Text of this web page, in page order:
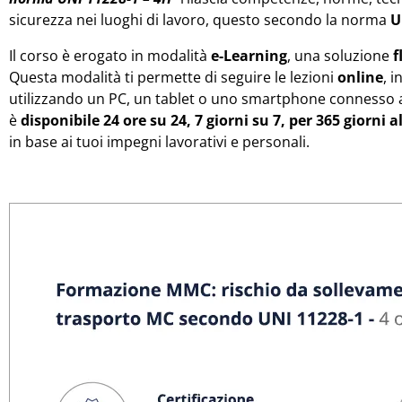
sicurezza nei luoghi di lavoro, questo secondo la norma
Il corso è erogato in modalità e-Learning, una soluzione
Questa modalità ti permette di seguire le lezioni online,
utilizzando un PC, un tablet o uno smartphone connesso
èdisponibile 24 ore su 24, 7 giorni su 7, per 365 giorni
in base ai tuoi impegni lavorativi e personali.